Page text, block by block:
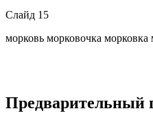
Слайд 15
морковь морковочка
Предварительный